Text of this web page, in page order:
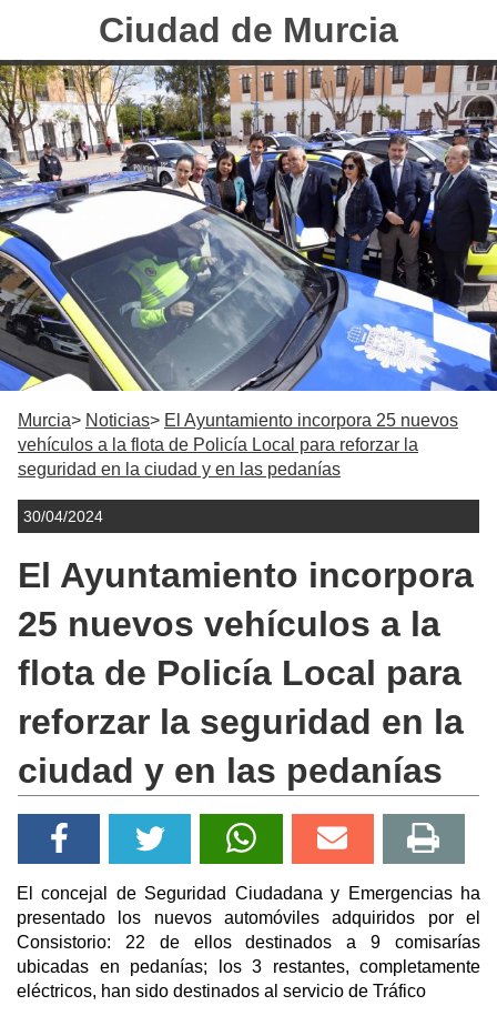
Ciudad de Murcia
Murcia Noticias
El Ayuntamiento incorpora 25 nuevos
vehículos a la flota de Policía Local para reforzar la
seguridad en la ciudad y en las pedanías
30/04/2024
El Ayuntamiento incorpora
25 nuevos vehículos a la
flota de Policía Local para
reforzar la seguridad en la
ciudad y en las pedanías
El concejal de Seguridad Ciudadana y Emergencias ha
presentado los nuevos automóviles adquiridos por el
Consistorio: 22 de ellos destinados a 9 comisarías
ubicadas en pedanías; los 3 restantes, completamente
eléctricos, han sido destinados al servicio de Tráfico